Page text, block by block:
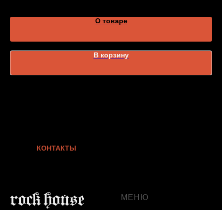
О товаре
В корзину
КОНТАКТЫ
МЕНЮ